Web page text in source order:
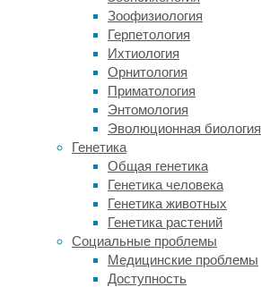
Зоофизиология
Герпетология
Ихтиология
Орнитология
Приматология
Энтомология
Эволюционная биология
Генетика
Общая генетика
Генетика человека
Генетика животных
Генетика растений
Социальные проблемы
Медицинские проблемы
Доступность
клетки
врожденного
иммунитета.
Ко
второй
группе
относятся
макрофаги
CD169.
Авторы
исследования,
опубликованного